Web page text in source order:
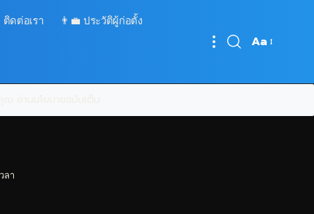
ติดต่อเรา 👨‍💼 ประวัติผู้ก่อตั้ง
Font
Aa
ลา